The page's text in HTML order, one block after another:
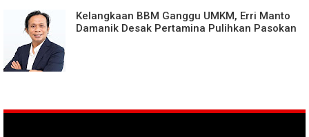
Kelangkaan BBM Ganggu UMKM, Erri Manto
Damanik Desak Pertamina Pulihkan Pasokan